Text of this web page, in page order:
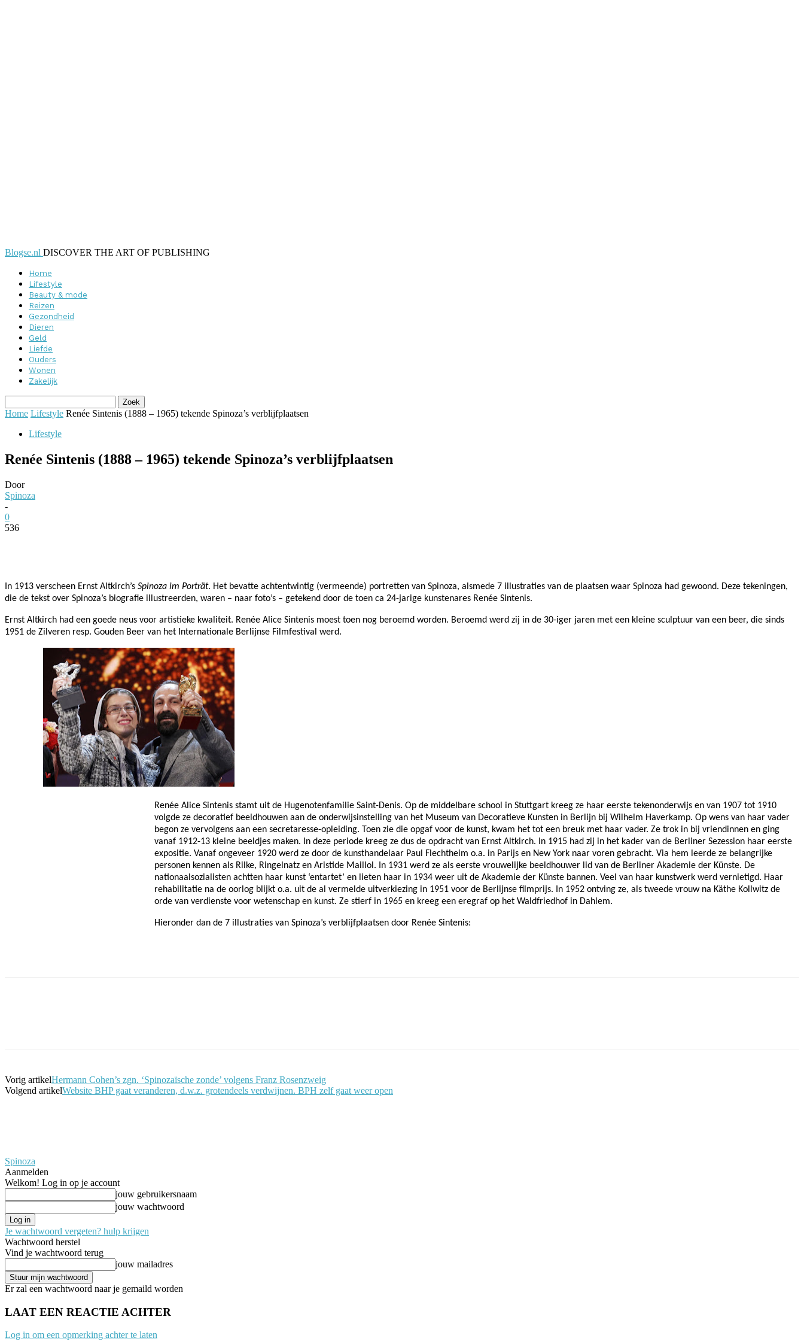
Blogse.nl DISCOVER THE ART OF PUBLISHING
Home
Lifestyle
Beauty & mode
Reizen
Gezondheid
Dieren
Geld
Liefde
Ouders
Wonen
Zakelijk
Home Lifestyle Renée Sintenis (1888 – 1965) tekende Spinoza’s verblijfplaatsen
Lifestyle
Renée Sintenis (1888 – 1965) tekende Spinoza’s verblijfplaatsen
Door
Spinoza
-
0
536
In 1913 verscheen Ernst Altkirch’s Spinoza im Porträt. Het bevatte achtentwintig (vermeende) portretten van Spinoza, alsmede 7 illustraties van de plaatsen waar Spinoza had gewoond. Deze tekeningen,
die de tekst over Spinoza’s biografie illustreerden, waren – naar foto’s – getekend door de toen ca 24-jarige kunstenares Renée Sintenis.
Ernst Altkirch had een goede neus voor artistieke kwaliteit. Renée Alice Sintenis moest toen nog beroemd worden. Beroemd werd zij in de 30-iger jaren met een kleine sculptuur van een beer, die sinds
1951 de Zilveren resp. Gouden Beer van het Internationale Berlijnse Filmfestival werd.
Renée Alice Sintenis stamt uit de Hugenotenfamilie Saint-Denis. Op de middelbare school in Stuttgart kreeg ze haar eerste tekenonderwijs en van 1907 tot 1910
volgde ze decoratief beeldhouwen aan de onderwijsinstelling van het Museum van Decoratieve Kunsten in Berlijn bij Wilhelm Haverkamp. Op wens van haar vader
begon ze vervolgens aan een secretaresse-opleiding. Toen zie die opgaf voor de kunst, kwam het tot een breuk met haar vader. Ze trok in bij vriendinnen en ging
vanaf 1912-13 kleine beeldjes maken. In deze periode kreeg ze dus de opdracht van Ernst Altkirch. In 1915 had zij in het kader van de Berliner Sezession haar eerste
expositie. Vanaf ongeveer 1920 werd ze door de kunsthandelaar Paul Flechtheim o.a. in Parijs en New York naar voren gebracht. Via hem leerde ze belangrijke
personen kennen als Rilke, Ringelnatz en Aristide Maillol. In 1931 werd ze als eerste vrouwelijke beeldhouwer lid van de Berliner Akademie der Künste. De
nationaalsozialisten achtten haar kunst ‘entartet’ en lieten haar in 1934 weer uit de Akademie der Künste bannen. Veel van haar kunstwerk werd vernietigd. Haar
rehabilitatie na de oorlog blijkt o.a. uit de al vermelde uitverkiezing in 1951 voor de Berlijnse filmprijs. In 1952 ontving ze, als tweede vrouw na Käthe Kollwitz de
orde van verdienste voor wetenschap en kunst. Ze stierf in 1965 en kreeg een eregraf op het Waldfriedhof in Dahlem.
Hieronder dan de 7 illustraties van Spinoza’s verblijfplaatsen door Renée Sintenis:
Vorig artikelHermann Cohen’s zgn. ‘Spinozaïsche zonde’ volgens Franz Rosenzweig
Volgend artikelWebsite BHP gaat veranderen, d.w.z. grotendeels verdwijnen. BPH zelf gaat weer open
Spinoza
Aanmelden
Welkom! Log in op je account
jouw gebruikersnaam
jouw wachtwoord
Je wachtwoord vergeten? hulp krijgen
Wachtwoord herstel
Vind je wachtwoord terug
jouw mailadres
Er zal een wachtwoord naar je gemaild worden
LAAT EEN REACTIE ACHTER
Log in om een opmerking achter te laten